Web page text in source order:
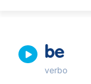
be
verbo